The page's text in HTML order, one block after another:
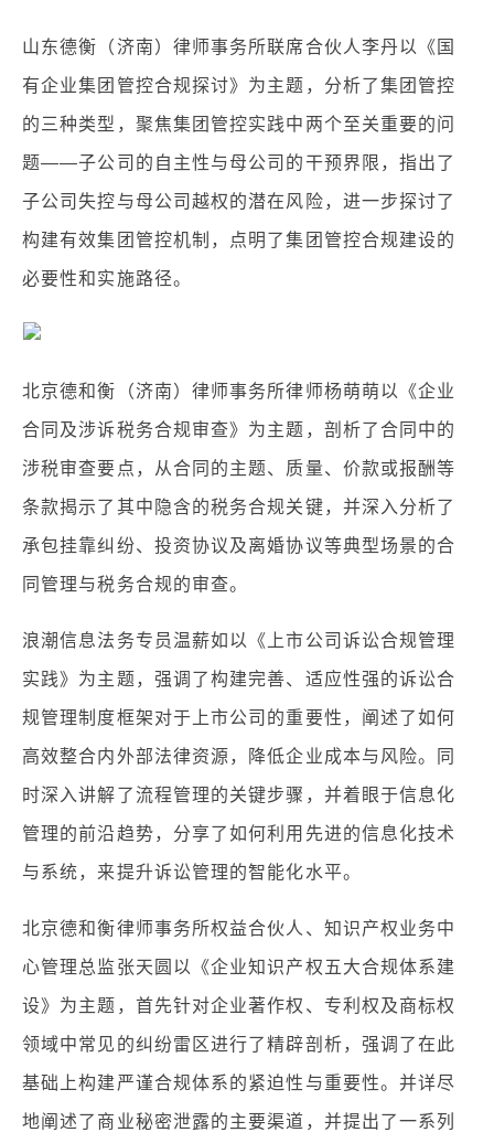
山东德衡（济南）律师事务所联席合伙人李丹以《国
有企业集团管控合规探讨》为主题，分析了集团管控
的三种类型，聚焦集团管控实践中两个至关重要的问
题——子公司的自主性与母公司的干预界限，指出了
子公司失控与母公司越权的潜在风险，进一步探讨了
构建有效集团管控机制，点明了集团管控合规建设的
必要性和实施路径。
北京德和衡（济南）律师事务所律师杨萌萌以《企业
合同及涉诉税务合规审查》为主题，剖析了合同中的
涉税审查要点，从合同的主题、质量、价款或报酬等
条款揭示了其中隐含的税务合规关键，并深入分析了
承包挂靠纠纷、投资协议及离婚协议等典型场景的合
同管理与税务合规的审查。
浪潮信息法务专员温薪如以《上市公司诉讼合规管理
实践》为主题，强调了构建完善、适应性强的诉讼合
规管理制度框架对于上市公司的重要性，阐述了如何
高效整合内外部法律资源，降低企业成本与风险。同
时深入讲解了流程管理的关键步骤，并着眼于信息化
管理的前沿趋势，分享了如何利用先进的信息化技术
与系统，来提升诉讼管理的智能化水平。
北京德和衡律师事务所权益合伙人、知识产权业务中
心管理总监张天圆以《企业知识产权五大合规体系建
设》为主题，首先针对企业著作权、专利权及商标权
领域中常见的纠纷雷区进行了精辟剖析，强调了在此
基础上构建严谨合规体系的紧迫性与重要性。并详尽
地阐述了商业秘密泄露的主要渠道，并提出了一系列